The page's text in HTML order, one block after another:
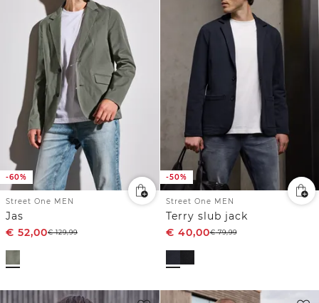
-60%
Street One MEN
Jas
€ 52,00€129,99
-50%
Street One MEN
Terry slub jack
€ 40,00€79,99